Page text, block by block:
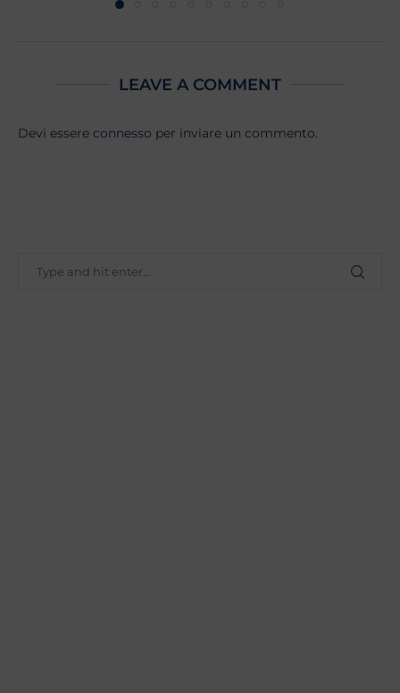
LEAVE A COMMENT
Devi essere connesso per inviare un commento.